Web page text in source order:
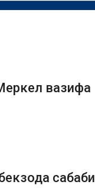
вазифа
сабаби